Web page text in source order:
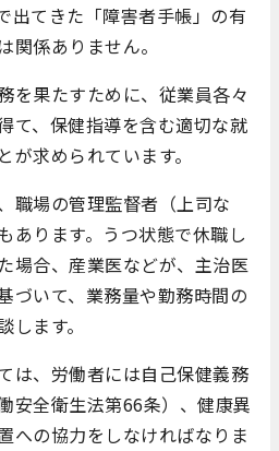
出てきた「障害者手帳」の有
関係ありません。
を果たすために、従業員各々
て、保健指導を含む適切な就
求められています。
職場の管理監督者（上司な
あります。うつ状態で休職し
場合、産業医などが、主治医
づいて、業務量や勤務時間の
ます。
は、労働者には自己保健義務
安全衛生法第66条）、健康異
への協力をしなければなりま